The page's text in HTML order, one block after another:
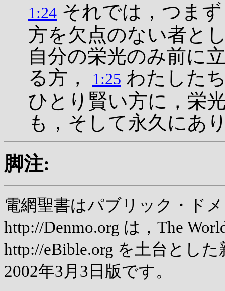
1:24 それでは，つま
方を欠点のない者と
自分の栄光のみ前に
る方，
1:25 わたした
ひとり賢い方に，栄
も，そして永久にあ
脚注:
電網聖書はパブリック・ド
http://Denmo.org は，The
http://eBible.org を土台とし
2002年3月3日版です。